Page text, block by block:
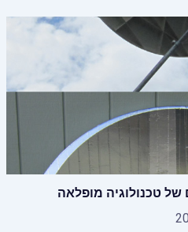
טכנולוגיה מופלאה